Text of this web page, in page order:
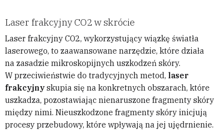
Laser frakcyjny CO2 w skrócie
Laser frakcyjny CO2, wykorzystujący wiązkę światła
laserowego, to zaawansowane narzędzie, które działa
na zasadzie mikroskopijnych uszkodzeń skóry.
W przeciwieństwie do tradycyjnych metod, laser
frakcyjny skupia się na konkretnych obszarach, które
uszkadza, pozostawiając nienaruszone fragmenty skóry
między nimi. Nieuszkodzone fragmenty skóry inicjują
procesy przebudowy, które wpływają na jej ujędrnienie.